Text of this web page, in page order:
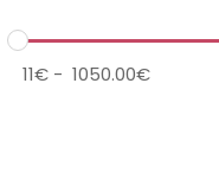
handle
€
11 - €
1050.00